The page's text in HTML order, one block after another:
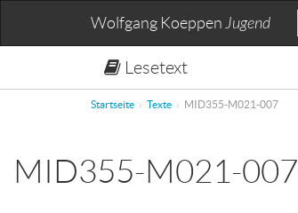
Wolfgang Koeppen Jugend
Lesetext
Startseite Texte MID355-M021-007
MID355-M021-007